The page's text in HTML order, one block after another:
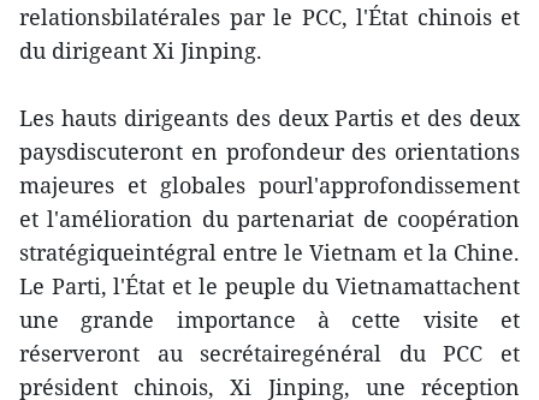
relationsbilatérales par le PCC, l'État chinois et
du dirigeant Xi Jinping.
Les hauts dirigeants des deux Partis et des deux
paysdiscuteront en profondeur des orientations
majeures et globales pourl'approfondissement
et l'amélioration du partenariat de coopération
stratégiqueintégral entre le Vietnam et la Chine.
Le Parti, l'État et le peuple du Vietnamattachent
une grande importance à cette visite et
réserveront au secrétairegénéral du PCC et
président chinois, Xi Jinping, une réception